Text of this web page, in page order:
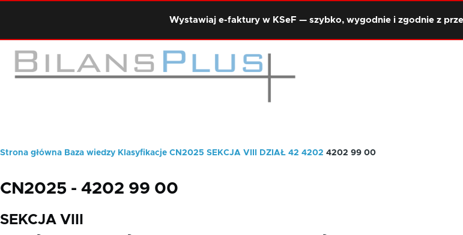
Wystawiaj e-faktury w KSeF — szybko, wygodnie i zgodnie z
Ścieżka
nawigacyjna
Strona główna Baza wiedzy Klasyfikacje CN2025 SEKCJA VIII DZIAŁ 42 4202 4202 99 00
CN2025 - 4202 99 00
SEKCJA VIII